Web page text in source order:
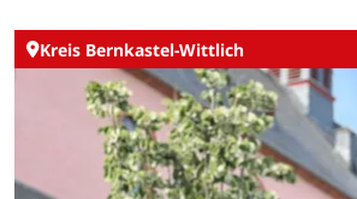
Kreis Bernkastel-Wittlich